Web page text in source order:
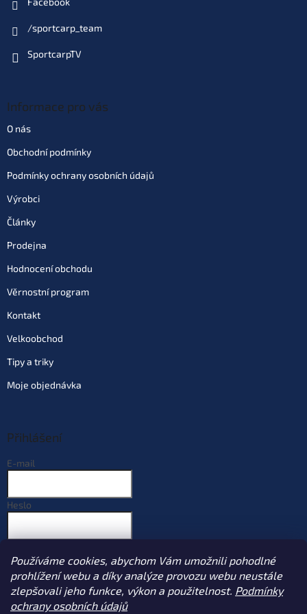
Používáme cookies, abychom Vám umožnili pohodlné
prohlížení webu a díky analýze provozu webu neustále
zlepšovali jeho funkce, výkon a použitelnost. Podmínky
ochrany osobních údajů
/sportcarp_team
SportcarpTV
Informace pro vás
O nás
Obchodní podmínky
Podmínky ochrany osobních údajů
Výrobci
Články
Prodejna
Hodnocení obchodu
Věrnostní program
Kontakt
Velkoobchod
Tipy a triky
Moje objednávka
Přihlášení
E-mail
Heslo
Nová registrace
Zapomenuté heslo